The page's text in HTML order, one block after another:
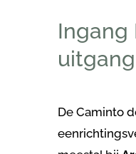
Ingang
De Caminto